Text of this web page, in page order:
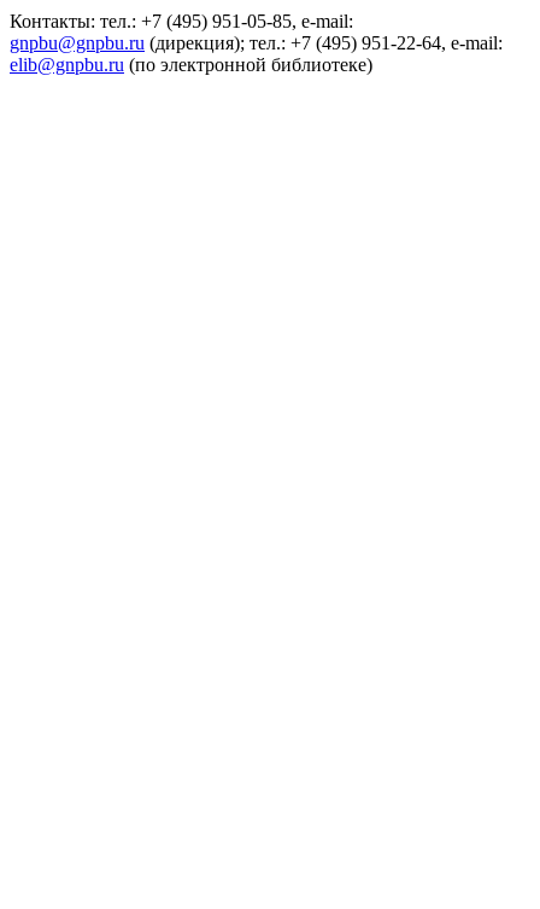
Контакты: тел.: +7 (495) 951-05-85, e-mail:
gnpbu@gnpbu.ru (дирекция); тел.: +7 (495) 951-22-64, e-mail:
elib@gnpbu.ru (по электронной библиотеке)